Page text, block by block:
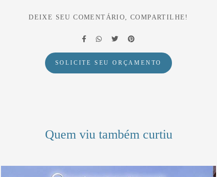
DEIXE SEU COMENTÁRIO, COMPARTILHE!
SOLICITE SEU ORÇAMENTO
Quem viu também curtiu